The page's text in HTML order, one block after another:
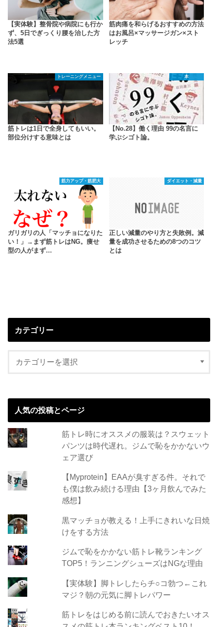
【実体験】整骨院や病院にも行か
ず、5日でぎっくり腰を治した方
法5選
筋肉痛を和らげるおすすめの方法
はお風呂×マッサージガン×スト
レッチ
トレーニングメニュー
筋トレは1日で全身してもいい。
部位分けする意味とは
本
【No.28】働く理由 99の名言に
学ぶシゴト論。
筋力アップ・筋肥大
ガリガリの人「マッチョになりた
い！」→まず筋トレはNG。痩せ
型の人がまず…
ダイエット・減量
正しい減量のやり方と失敗例。減
量を成功させるための8つのコツ
とは
カテゴリー
人気の投稿とページ
筋トレ時にオススメの服装は？スウェット
パンツは時代遅れ。ジムで恥をかかないウ
ェア選び
【Myprotein】EAAが臭すぎる件。それで
も僕は飲み続ける理由【3ヶ月飲んでみた
感想】
黒マッチョが教える！上手にきれいな日焼
けをする方法
ジムで恥をかかない筋トレ靴ランキング
TOP5！ランニングシューズはNGな理由
【実体験】脚トレしたらチ○コ勃つ←これ
マジ？朝の元気に脚トレパワー
筋トレをはじめる前に読んでおきたいオス